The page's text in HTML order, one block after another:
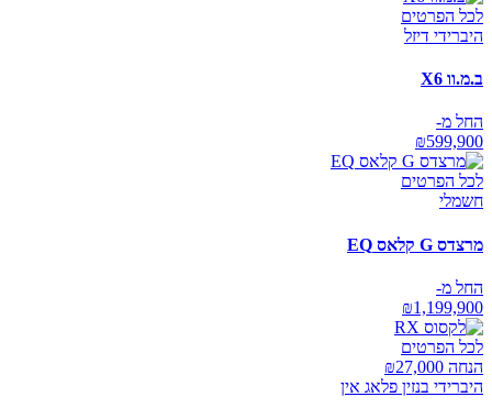
לכל הפרטים
היברידי דיזל
ב.מ.וו X6
החל מ-
₪599,900
לכל הפרטים
חשמלי
מרצדס G קלאס EQ
החל מ-
₪1,199,900
לכל הפרטים
הנחה ₪ 27,000
היברידי בנזין פלאג אין